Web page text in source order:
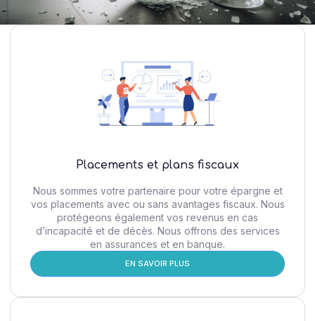
Placements et plans fiscaux
Nous sommes votre partenaire pour votre épargne et
vos placements avec ou sans avantages fiscaux. Nous
protégeons également vos revenus en cas
d’incapacité et de décès. Nous offrons des services
en assurances et en banque.
EN SAVOIR PLUS